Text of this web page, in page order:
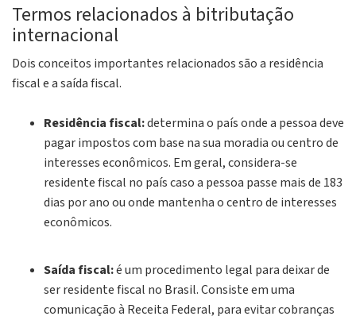
Termos relacionados à bitributação
internacional
Dois conceitos importantes relacionados são a residência
fiscal e a saída fiscal.
Residência fiscal:determina o país onde a pessoa deve
pagar impostos com base na sua moradia ou centro de
interesses econômicos. Em geral, considera-se
residente fiscal no país caso a pessoa passe mais de 183
dias por ano ou onde mantenha o centro de interesses
econômicos.
Saída fiscal:é um procedimento legal para deixar de
ser residente fiscal no Brasil. Consiste em uma
comunicação à Receita Federal, para evitar cobranças